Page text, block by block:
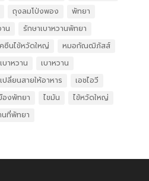
ถุงลมโป่งพอง
พัทยา
น
รักษาเบาหวานพัทยา
ซีนไข้หวัดใหญ่
หมอกัณฒิภัสส์
เบาหวาน
เบาหวาน
เปลี่ยนสายให้อาหาร
เอชไอวี
องพัทยา ไขมัน
ไข้หวัดใหญ่
นที่พัทยา